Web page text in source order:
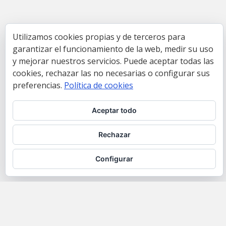
Utilizamos cookies propias y de terceros para
garantizar el funcionamiento de la web, medir su uso
y mejorar nuestros servicios. Puede aceptar todas las
cookies, rechazar las no necesarias o configurar sus
preferencias. Política de cookies
Aceptar todo
Rechazar
Configurar